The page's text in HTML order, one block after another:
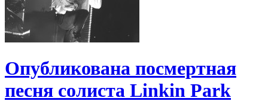
Опубликована посмертная
песня солиста Linkin Park